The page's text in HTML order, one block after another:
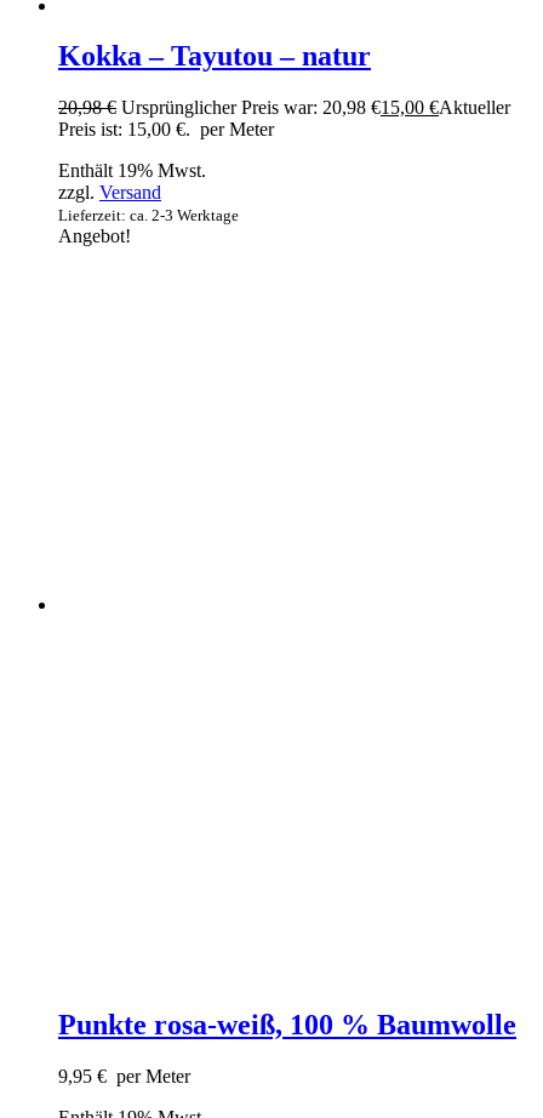
Kokka – Tayutou – natur
20,98€ Ursprünglicher Preis war: 20,98 €15,00 €Aktueller
Preis ist: 15,00 €. per Meter
Enthält 19% Mwst.
zzgl. Versand
Lieferzeit: ca. 2-3 Werktage
Angebot!
Punkte rosa-weiß, 100 % Baumwolle
9,95 € per Meter